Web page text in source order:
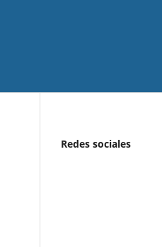
Redes sociales